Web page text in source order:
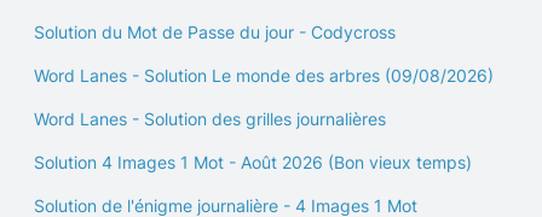
Solution du Mot de Passe du jour - Codycross
Word Lanes - Solution Le monde des arbres (09/08/2026)
Word Lanes - Solution des grilles journalières
Solution 4 Images 1 Mot - Août 2026 (Bon vieux temps)
Solution de l'énigme journalière - 4 Images 1 Mot